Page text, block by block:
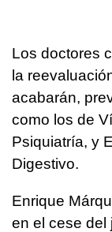
Los doctores
la
acabarán,
como los de
Psiquiatría, y
Digestivo.
Enrique
en el cese del